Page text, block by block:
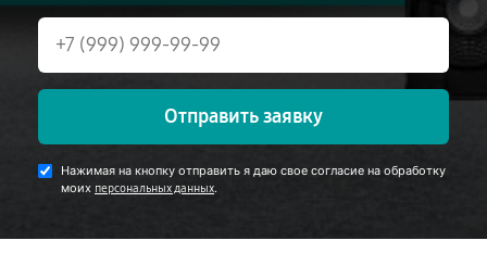
Отправить заявку
Нажимая на кнопку отправить я даю свое согласие на обработку
моих персональных данных.